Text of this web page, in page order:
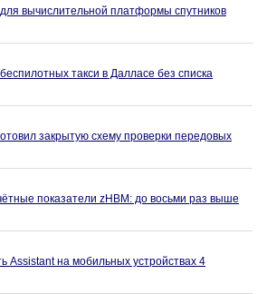
вычислительной платформы спутников
такси в Далласе без списка
закрытую схему проверки передовых
показатели zHBM: до восьми раз выше
Assistant на мобильных устройствах 4